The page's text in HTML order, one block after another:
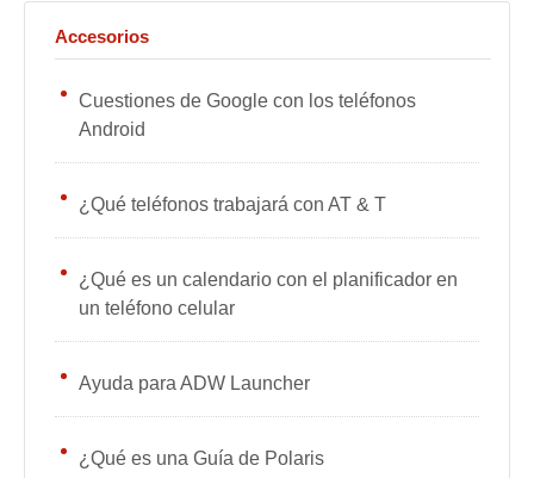
Accesorios
Cuestiones de Google con los teléfonos
Android
¿Qué teléfonos trabajará con AT & T
¿Qué es un calendario con el planificador en
un teléfono celular
Ayuda para ADW Launcher
¿Qué es una Guía de Polaris